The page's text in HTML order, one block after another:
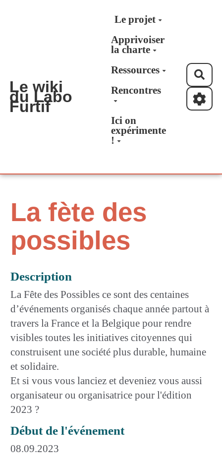
Aller au contenu principal
Le wiki
du Labo
Furtif
Le projet
Apprivoiser
la charte
Ressources
Rencontres
Ici on
expérimente
!
La fète des
possibles
Description
La Fête des Possibles ce sont des centaines
d’événements organisés chaque année partout à
travers la France et la Belgique pour rendre
visibles toutes les initiatives citoyennes qui
construisent une société plus durable, humaine
et solidaire.
Et si vous vous lanciez et deveniez vous aussi
organisateur ou organisatrice pour l'édition
2023 ?
Début de l'événement
08.09.2023